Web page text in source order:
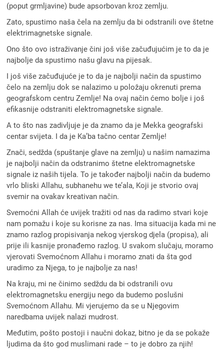
(poput grmljavine) bude apsorbovan kroz zemlju.
Zato, spustimo naša čela na zemlju da bi odstranili ove štetne
elektrimagnetske signale.
Ono što ovo istraživanje čini još više začuđujućim je to da je
najbolje da spustimo našu glavu na pijesak.
I još više začuđujuće je to da je najbolji način da spustimo
čelo na zemlju dok se nalazimo u položaju okrenuti prema
geografskom centru Zemlje! Na ovaj način ćemo bolje i još
efikasnije odstraniti elektromagnetske signale.
A to što nas zadivljuje je da znamo da je Mekka geografski
centar svijeta. I da je Ka’ba tačno centar Zemlje!
Znači, sedžda (spuštanje glave na zemlju) u našim namazima
je najbolji način da odstranimo štetne elektromagnetske
signale iz naših tijela. To je također najbolji način da budemo
vrlo bliski Allahu, subhanehu we te’ala, Koji je stvorio ovaj
svemir na ovakav kreativan način.
Svemoćni Allah će uvijek tražiti od nas da radimo stvari koje
nam pomažu i koje su korisne za nas. Ima situacija kada mi ne
znamo razlog propisivanja nekog vjerskog djela (propisa), ali
prije ili kasnije pronađemo razlog. U svakom slučaju, moramo
vjerovati Svemoćnom Allahu i moramo znati da šta god
uradimo za Njega, to je najbolje za nas!
Na kraju, mi ne činimo sedždu da bi odstranili ovu
elektromagnetsku energiju nego da budemo poslušni
Svemoćnom Allahu. Mi vjerujemo da se u Njegovim
naredbama uvijek nalazi mudrost.
Međutim, pošto postoji i naučni dokaz, bitno je da se pokaže
ljudima da što god muslimani rade – to je dobro za njih!